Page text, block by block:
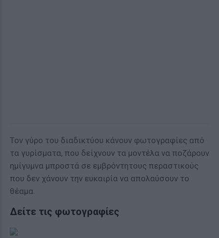
Τον γύρο του διαδικτύου κάνουν φωτογραφίες από
τα γυρίσματα, που δείχνουν τα μοντέλα να ποζάρουν
ημίγυμνα μπροστά σε εμβρόντητους περαστικούς
που δεν χάνουν την ευκαιρία να απολαύσουν το
θέαμα.
Δείτε τις φωτογραφίες